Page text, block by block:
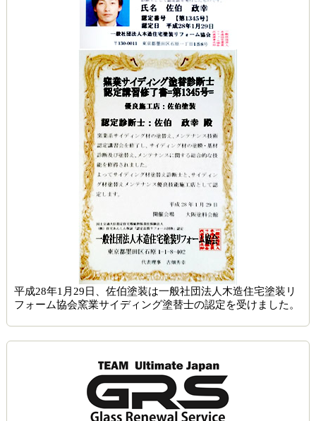
平成28年1月29日、佐伯塗装は一般社団法人木造住宅塗装リ
フォーム協会窯業サイディング塗替士の認定を受けました。